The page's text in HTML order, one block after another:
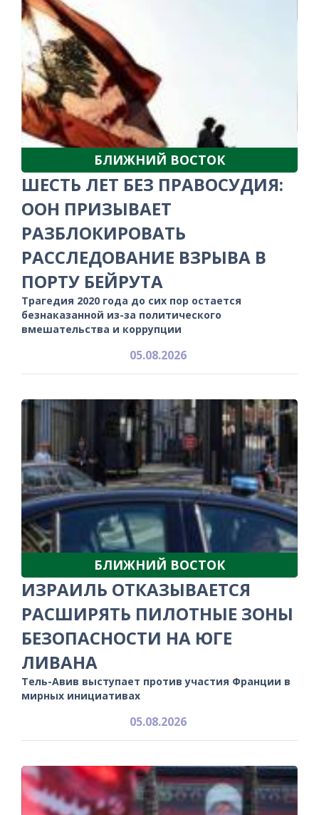
БЛИЖНИЙ ВОСТОК
ШЕСТЬ ЛЕТ БЕЗ ПРАВОСУДИЯ:
ООН ПРИЗЫВАЕТ
РАЗБЛОКИРОВАТЬ
РАССЛЕДОВАНИЕ ВЗРЫВА В
ПОРТУ БЕЙРУТА
Трагедия 2020 года до сих пор остается
безнаказанной из-за политического
вмешательства и коррупции
05.08.2026
БЛИЖНИЙ ВОСТОК
ИЗРАИЛЬ ОТКАЗЫВАЕТСЯ
РАСШИРЯТЬ ПИЛОТНЫЕ ЗОНЫ
БЕЗОПАСНОСТИ НА ЮГЕ
ЛИВАНА
Тель-Авив выступает против участия Франции в
мирных инициативах
05.08.2026